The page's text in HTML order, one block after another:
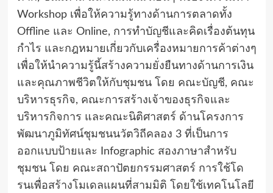
Workshop เพื่อให้ความรู้ทางด้านการตลาดทั้ง
Offline และ Online, การทำบัญชีและคิดเรื่องต้นทุน
กำไร และกฎหมายเกี่ยวกับเครื่องหมายการค้าต่างๆ
เพื่อให้นำความรู้นี้สร้างความยั่งยืนทางด้านการเงิน
และคุณภาพชีวิตให้กับชุมชน โดย คณะบัญชี, คณะ
บริหารธุรกิจ, คณะการสร้างเจ้าของธุรกิจและ
บริหารกิจการ และคณะนิติศาสตร์ ด้านโครงการ
พัฒนาภูมิทัศน์ชุมชนนวัตวิถีคลอง 3 ที่เป็นการ
ออกแบบป้ายและ Infographic สองภาษาสำหรับ
ชุมชน โดย คณะสถาปัตยกรรมศาสตร์ การใช้โด
รนเพื่อสร้างโมเดลแผนที่สามมิติ โดยใช้เทคโนโลยี